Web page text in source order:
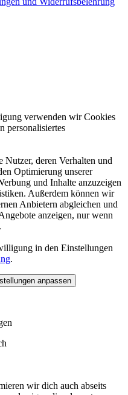
verwenden wir Cookies
personalisiertes
Nutzer, deren Verhalten und
Optimierung unserer
und Inhalte anzuzeigen
Außerdem können wir
Anbietern abgleichen und
anzeigen, nur wenn
in den Einstellungen
.
anpassen
wir dich auch abseits